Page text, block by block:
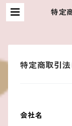
特定
特定商取引
会社名